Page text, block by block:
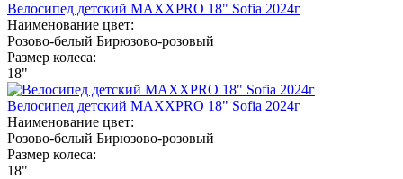
Велосипед детский MAXXPRO 18" Sofia 2024г
Наименование цвет:
Розово-белый Бирюзово-розовый
Размер колеса:
18"
Велосипед детский MAXXPRO 18" Sofia 2024г
Наименование цвет:
Розово-белый Бирюзово-розовый
Размер колеса:
18"